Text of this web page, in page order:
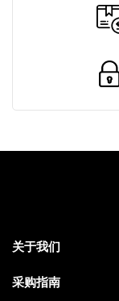
关于我们
采购指南